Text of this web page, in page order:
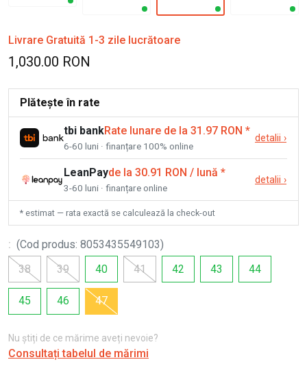
Livrare Gratuită 1-3 zile lucrătoare
1,030.00 RON
Plătește în rate
tbi bankRate lunare de la 31.97 RON *
6-60 luni · finanțare 100% online
detalii ›
LeanPayde la 30.91 RON / lună *
3-60 luni · finanțare online
detalii ›
* estimat — rata exactă se calculează la check-out
: (Cod produs: 8053435549103)
38
39 40 41 42 43 44
45 46 47
Nu știți de ce mărime aveți nevoie?
Consultați tabelul de mărimi